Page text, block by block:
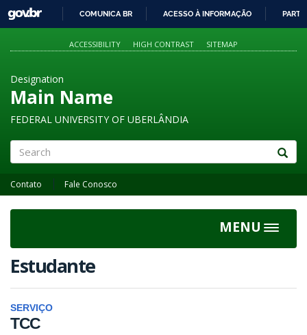
PARA
O
GOVBR
COMUNICA BR ACESSO À INFORMAÇÃO
ACCESSIBILITY HIGH CONTRAST SITEMAP
Designation
Main Name
FEDERAL UNIVERSITY OF UBERLÂNDIA
Contato Fale Conosco
MENU
Toggle
Estudante
SERVIÇO
TCC